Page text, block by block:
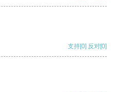
支持[0] 反对[0]